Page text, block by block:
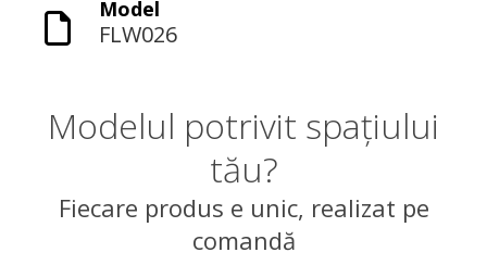
Model
FLW026
Modelul potrivit spațiului
tău?
Fiecare produs e unic, realizat pe
comandă